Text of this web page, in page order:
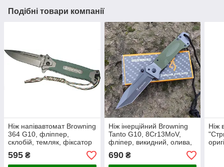
Подібні товари компанії
Ніж напівавтомат Browning
364 G10, фліппер,
склобій, темляк, фіксатор
гвинтів
595 ₴
Ніж інерційний Browning
Tanto G10, 8Cr13MoV,
фліпер, викидний, олива,
690₴
Ніж